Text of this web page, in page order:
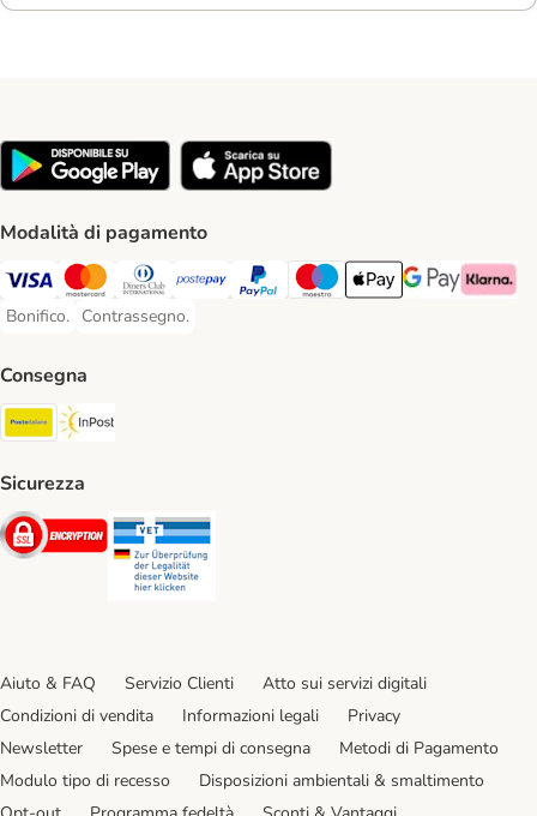
Modalità di pagamento
Visa. Payment Method
Mastercard. Payment Method
Diners Club. Payment Method
Postepay. Payment Method
PayPal. Payment Method
Maestro. Payment Method
Apple pay. Payment
Google Pay
Klarna
Bonifico.
Bonifico. Payment Method
Contrassegno.
Contrassegno. Payment Method
Consegna
Poste Italiane. Shipping Method
Sicurezza
Security
Aiuto & FAQ Servizio Clienti
Atto sui servizi digitali
Condizioni di vendita
Informazioni legali
Privacy
Newsletter
Spese e tempi di consegna
Metodi di Pagamento
Modulo tipo di recesso
Disposizioni ambientali & smaltimento